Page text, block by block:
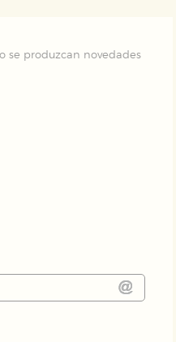
se produzcan novedades